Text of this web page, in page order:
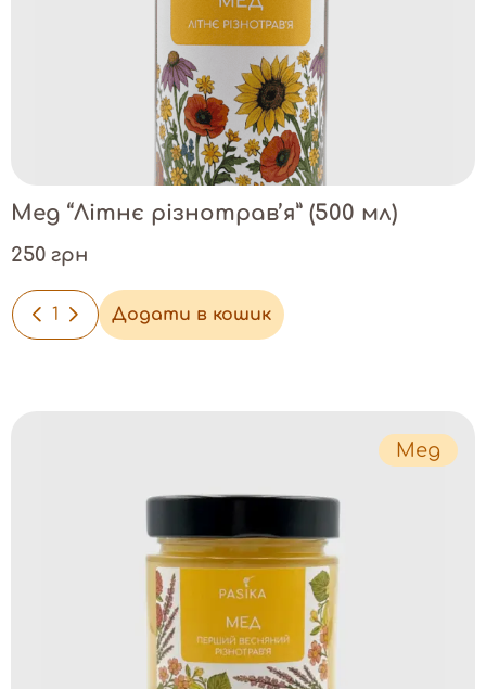
Мед “Літнє різнотрав’я” (500 мл)
250 грн
- + Додати в кошик
Мед